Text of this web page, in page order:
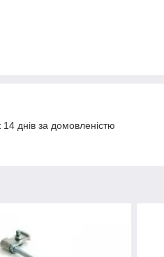
днів за домовленістю